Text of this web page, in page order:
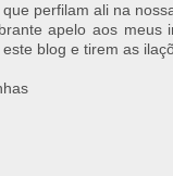
perfilam ali na
apelo aos meus
blog e tirem as